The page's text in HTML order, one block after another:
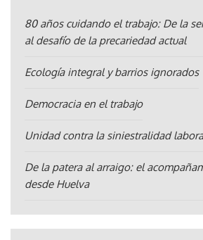
80 años cuidando el trabajo: De la
al desafío de la precariedad actual
Ecología integral y barrios ignorados
Democracia en el trabajo
Unidad contra la siniestralidad
De la patera al arraigo: el
desde Huelva